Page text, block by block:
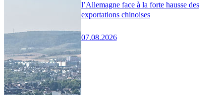
l’Allemagne face à la forte hausse des
exportations chinoises
07.08.2026